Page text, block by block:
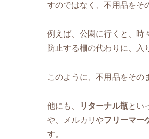
すのではなく、不用品をそ
例えば、公園に行くと、時
防止する柵の代わりに、入
このように、不用品をその
他にも、 リターナル瓶とい
や、メルカリやフリーマー
す。